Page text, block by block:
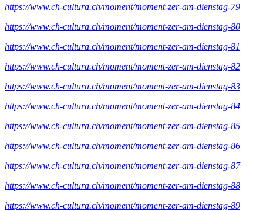
https://www.ch-cultura.ch/moment/moment-zer-am-dienstag-79
https://www.ch-cultura.ch/moment/moment-zer-am-dienstag-80
https://www.ch-cultura.ch/moment/moment-zer-am-dienstag-81
https://www.ch-cultura.ch/moment/moment-zer-am-dienstag-82
https://www.ch-cultura.ch/moment/moment-zer-am-dienstag-83
https://www.ch-cultura.ch/moment/moment-zer-am-dienstag-84
https://www.ch-cultura.ch/moment/moment-zer-am-dienstag-85
https://www.ch-cultura.ch/moment/moment-zer-am-dienstag-86
https://www.ch-cultura.ch/moment/moment-zer-am-dienstag-87
https://www.ch-cultura.ch/moment/moment-zer-am-dienstag-88
https://www.ch-cultura.ch/moment/moment-zer-am-dienstag-89